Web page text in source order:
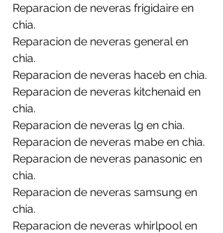
Reparacion de neveras frigidaire en
chia.
Reparacion de neveras general en
chia.
Reparacion de neveras haceb en chia.
Reparacion de neveras kitchenaid en
chia.
Reparacion de neveras lg en chia.
Reparacion de neveras mabe en chia.
Reparacion de neveras panasonic en
chia.
Reparacion de neveras samsung en
chia.
Reparacion de neveras whirlpool en